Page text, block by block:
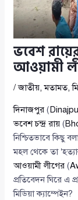
ভবেশ
আওয়ামী
/জাতীয়,মতামত,
দিনাজপুর (
ভবেশ চন্দ্র রায় (
নিশ্চিতভাবে কিছু
মহল থেকে তা
আওয়ামী লীগের (
প্রতিবেদন ঘিরে এ
মিডিয়া ক্যাম্পেইন?